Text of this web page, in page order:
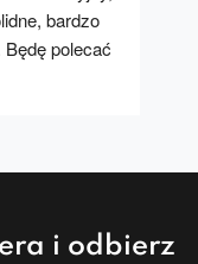
bardzo
polecać
i odbierz